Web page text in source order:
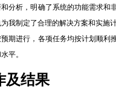
分析，明确了系统的功能需求
我制定了合理的解决方案和实施
期进行，各项任务均按计划顺
平。
及结果